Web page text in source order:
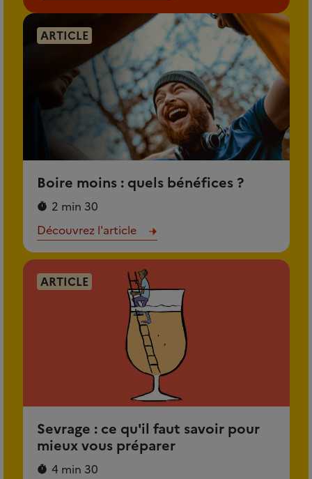
ARTICLE
Boire moins : quels bénéfices ?
2 min 30
Découvrez l'article
ARTICLE
Sevrage : ce qu'il faut savoir pour
mieux vous préparer
4 min 30